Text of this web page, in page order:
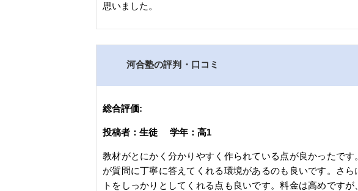
思いました。
河合塾の評判・口コミ
総合評価:
投稿者：生徒 学年：高1
教材がとにかく分かりやすく作られている点が良かったで
が質問に丁寧に答えてくれる環境があるのも良いです。さ
トをしっかりとしてくれる点も良いです。料金は高めです